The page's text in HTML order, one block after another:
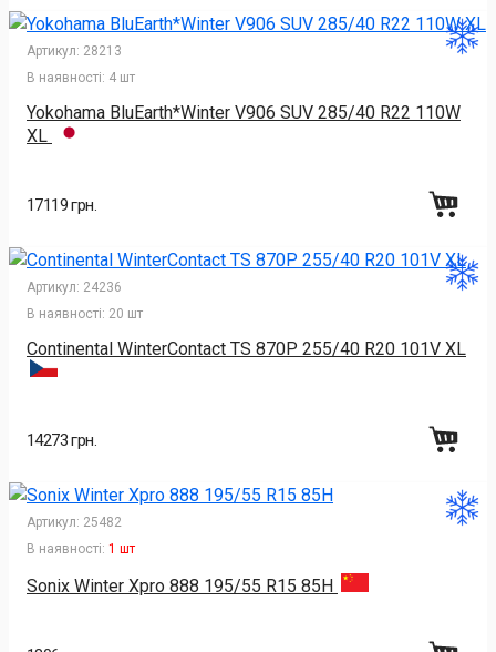
Артикул: 28213
В наявності: 4 шт
Yokohama BluEarth*Winter V906 SUV 285/40 R22 110W
XL
17119 грн.
Артикул: 24236
В наявності: 20 шт
Continental WinterContact TS 870P 255/40 R20 101V XL
14273 грн.
Артикул: 25482
В наявності: 1 шт
Sonix Winter Xpro 888 195/55 R15 85H